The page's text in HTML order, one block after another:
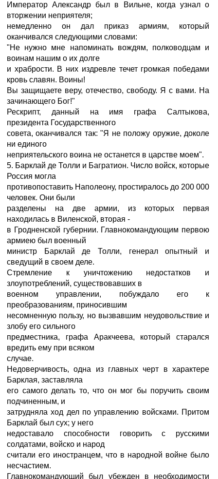
Император Александр был в Вильне, когда узнал о
вторжении неприятеля;
немедленно он дал приказ армиям, который
оканчивался следующими словами:
"Не нужно мне напоминать вождям, полководцам и
воинам нашим о их долге
и храбрости. В них издревле течет громкая победами
кровь славян. Воины!
Вы защищаете веру, отечество, свободу. Я с вами. На
зачинающего Бог!"
Рескрипт, данный на имя графа Салтыкова,
президента Государственного
совета, оканчивался так: "Я не положу оружие, доколе
ни единого
неприятельского воина не останется в царстве моем".
5. Барклай де Толли и Багратион. Число войск, которые
Россия могла
противопоставить Наполеону, простиралось до 200 000
человек. Они были
разделены на две армии, из которых первая
находилась в Виленской, вторая -
в Гродненской губернии. Главнокомандующим первою
армиею был военный
министр Барклай де Толли, генерал опытный и
сведущий в своем деле.
Стремление к уничтожению недостатков и
злоупотреблений, существовавших в
военном управлении, побуждало его к
преобразованиям, приносившим
несомненную пользу, но вызвавшим неудовольствие и
злобу его сильного
предместника, графа Аракчеева, который старался
вредить ему при всяком
случае.
Недоверчивость, одна из главных черт в характере
Барклая, заставляла
его самого делать то, что он мог бы поручить своим
подчиненным, и
затрудняла ход дел по управлению войсками. Притом
Барклай был сух; у него
недоставало способности говорить с русскими
солдатами, войско и народ
считали его иностранцем, что в народной войне было
несчастием.
Главнокомандующий был убежден в необходимости